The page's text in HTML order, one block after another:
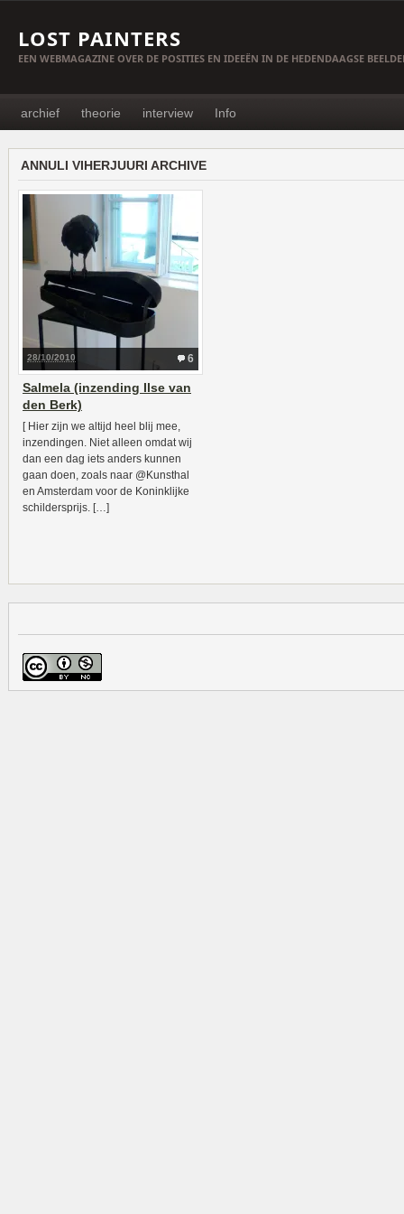
LOST PAINTERS
EEN WEBMAGAZINE OVER DE POSITIES EN IDEEËN IN DE HEDENDAAGSE
archief theorie interview Info
ANNULI VIHERJUURI ARCHIVE
6
28/10/2010
Salmela (inzending Ilse van
den Berk)
[ Hier zijn we altijd heel blij mee,
inzendingen. Niet alleen omdat wij
dan een dag iets anders kunnen
gaan doen, zoals naar @Kunsthal
en Amsterdam voor de Koninklijke
schildersprijs. […]